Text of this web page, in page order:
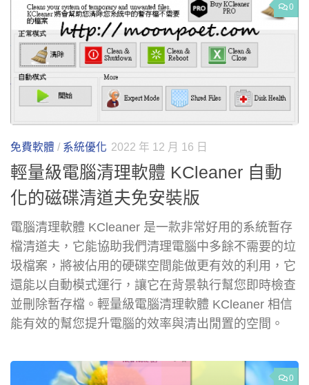
0
免費軟體 / 系統優化 2022 年 12 月 16 日
輕量級電腦清理軟體 KCleaner 自動
化的磁碟清道夫免安裝版
電腦清理軟體 KCleaner 是一款非常好用的系統暫存
檔清道夫，它能協助我們清理電腦中多餘不需要的垃
圾檔案，將被佔用的硬碟空間能做更有效的利用，它
還能以自動模式運行，讓它在背景執行幫您即時檢查
並刪除暫存檔。輕量級電腦清理軟體 KCleaner 相信
能有效的幫您提升電腦的效率與清出閒置的空間。
0